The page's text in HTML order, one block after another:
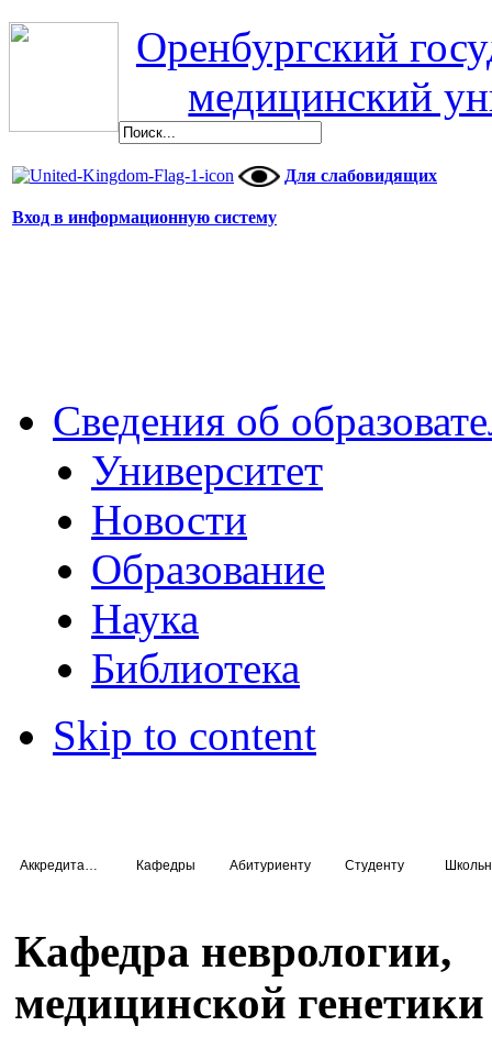
Оренбургский
медицинский
Для слабовидящих
Вход в информационную систему
Сведения об
Университет
Новости
Образование
Наука
Библиотека
Skip to content
Кафедры Абитуриенту Студенту
Кафедра неврологии,
медицинской генетики